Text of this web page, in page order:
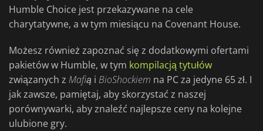
Humble Choice jest przekazywane na cele
charytatywne, a w tym miesiącu na Covenant House.
Możesz również zapoznać się z dodatkowymi ofertami
pakietów w Humble, w tym kompilacją tytułów
związanych z Mafią i BioShockiem na PC za jedyne 65 zł. I
jak zawsze, pamiętaj, aby skorzystać z naszej
porównywarki, aby znaleźć najlepsze ceny na kolejne
ulubione gry.